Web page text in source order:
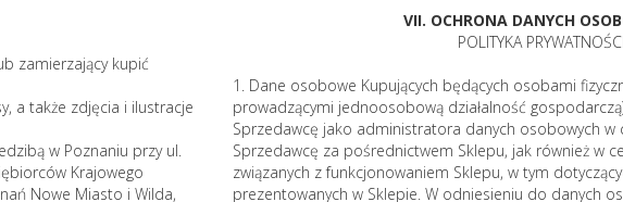
VII. OCHRONA DANYCH
POLITYKA PRYWATNOŚCI
1. Dane osobowe Kupujących będących osobami
prowadzącymi jednoosobową działalność
Sprzedawcę jako administratora danych osobowych w
Sprzedawcę za pośrednictwem Sklepu, jak również w
związanych z funkcjonowaniem Sklepu, w tym
prezentowanych w Sklepie. W odniesieniu do danych
zamierzający kupić
a także zdjęcia i ilustracje
w Poznaniu przy ul.
Krajowego
Nowe Miasto i Wilda,